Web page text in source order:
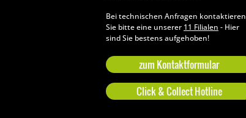
Bei technischen Anfragen kontaktieren
Sie bitte eine unserer 11 Filialen - Hier
sind Sie bestens aufgehoben!
zum Kontaktformular
Click & Collect Hotline